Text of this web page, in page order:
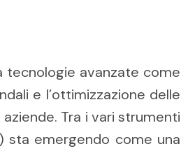
tecnologie avanzate come
e l’ottimizzazione delle
Tra i vari strumenti
sta emergendo come una